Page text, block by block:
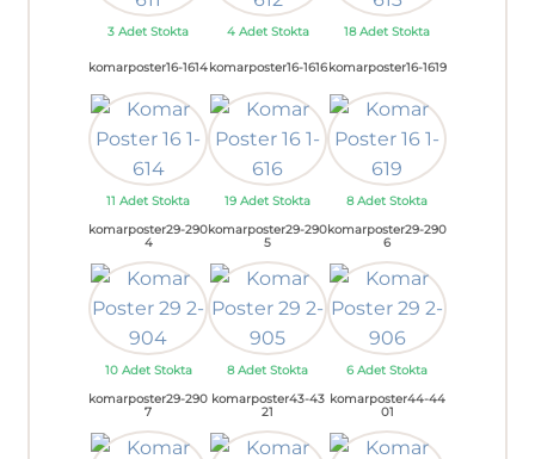
3 Adet Stokta 4 Adet Stokta 18 Adet Stokta
komarposter16-1614
11 Adet Stokta
komarposter16-1616
19 Adet Stokta
komarposter16-1619
8 Adet Stokta
komarposter29-290
4
10 Adet Stokta
komarposter29-290
5
8 Adet Stokta
komarposter29-290
6
6 Adet Stokta
komarposter29-290
7
komarposter43-43
21
komarposter44-44
01